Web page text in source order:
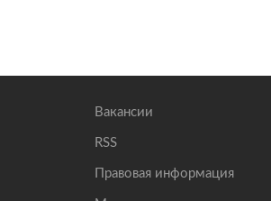
Вакансии
RSS
Правовая информация